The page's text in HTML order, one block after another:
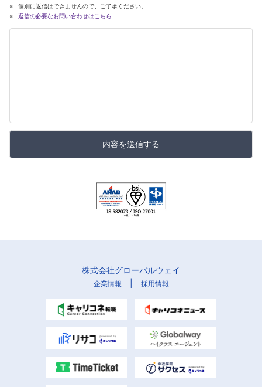
個別に返信はできませんので、ご了承ください。
返信の必要なお問い合わせはこちら
内容を送信する
株式会社グローバルウェイ
企業情報 採用情報